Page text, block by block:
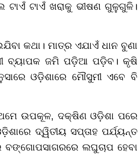
ଟାଏଁ ଟାଏଁ ଖରାକୁ ଭୀଷଣ ଗୁଳୁଗୁଳି।
କଥା। ମାତ୍ର ଏଯାଏଁ ଧାନ ବୁଣା
ବ୍ୟାପକ ଜମି ପଡ଼ିଆ ପଡ଼ିବ। କୃଷି
ଓଡ଼ିଶାରେ ମୌସୁମୀ ଏବେ ବି
ଉପକୂଳ, ଦକ୍ଷିଣ ଓଡ଼ିଶା ପରେ
ଦ୍ୱିତୀୟ ସପ୍ତାହ ପର୍ଯ୍ୟନ୍ତ
ବଙ୍ଗୋପସାଗରରେ ଲଘୁଚାପ ହେବା